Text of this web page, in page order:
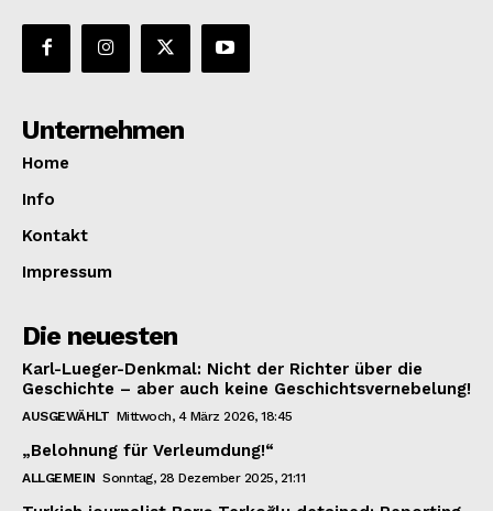
Unternehmen
Home
Info
Kontakt
Impressum
Die neuesten
Karl-Lueger-Denkmal: Nicht der Richter über die
Geschichte – aber auch keine Geschichtsvernebelung!
AUSGEWÄHLT Mittwoch, 4 März 2026, 18:45
„Belohnung für Verleumdung!“
ALLGEMEIN Sonntag, 28 Dezember 2025, 21:11